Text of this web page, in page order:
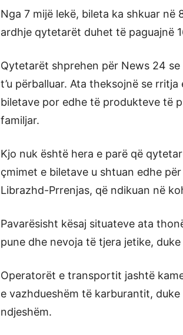
Nga 7 mijë lekë, bileta ka shkuar
ardhje qytetarët duhet të paguajnë
Qytetarët shprehen për News 24
t’u përballuar. Ata theksojnë se
biletave por edhe të produkteve të
familjar.
Kjo nuk është hera e parë që
çmimet e biletave u shtuan edhe
Librazhd-Prrenjas, që ndikuan në
Pavarësisht kësaj situateve ata
pune dhe nevoja të tjera jetike,
Operatorët e transportit jashtë
e vazhdueshëm të karburantit,
ndjeshëm.